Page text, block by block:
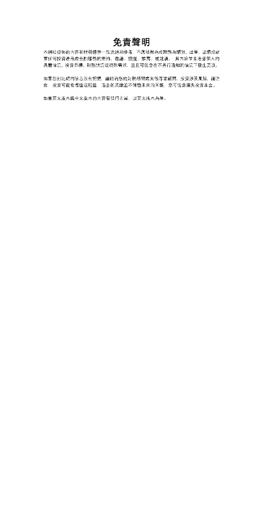
免責聲明
本網站發佈的內容和材料僅供一般流通和參考，不應被視為或理解為購買、出售、認購或處
置任何投資產品或金融服務的要約、邀請、招攬、推薦、或建議。
其內容並未考慮個人的
具體情況、投資目標、財務狀況或特殊需求，並且可能會在不另行通知的情況下發生更改。
如果您對此處的信息沒有把握，請諮詢您的財務顧問或其他專業顧問。投資涉及風險。請注
意，投資可能會增值或貶值，過去的業績並不保證未來的回報，您可能會損失投資本金。
如果英文版本與中文版本的內容有任何差異，以英文版本為準。